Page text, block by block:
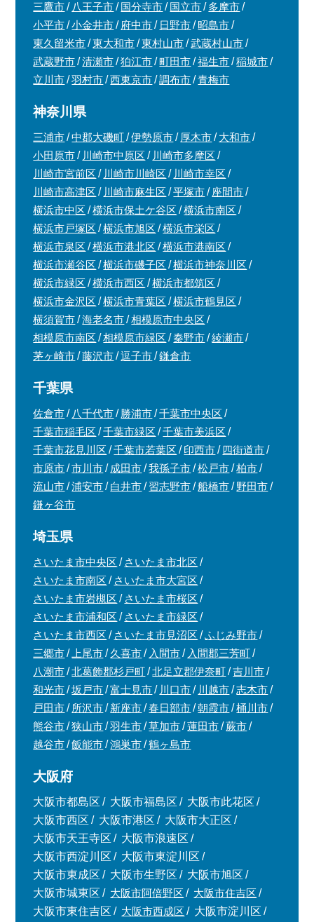
×
無料査定・売却相談
10時～18時/水曜日定休
三鷹市 八王子市 国分寺市 国立市
多摩市
小平市
小金井市 府中市 日野市
昭島市
東久留米市
東大和市 東村山市
武蔵村山市
武蔵野市
清瀬市 狛江市 町田市 福生市
稲城市
立川市
羽村市 西東京市 調布市 青梅市
神奈川県
三浦市 中郡大磯町 伊勢原市 厚木市
大和市
小田原市
川崎市中原区
川崎市多摩区
川崎市宮前区
川崎市川崎区
川崎市幸区
川崎市高津区
川崎市麻生区 平塚市
座間市
横浜市中区
横浜市保土ケ谷区
横浜市南区
横浜市戸塚区
横浜市旭区
横浜市栄区
横浜市泉区
横浜市港北区
横浜市港南区
横浜市瀬谷区
横浜市磯子区
横浜市神奈川区
横浜市緑区
横浜市西区
横浜市都筑区
横浜市金沢区
横浜市青葉区
横浜市鶴見区
横須賀市
海老名市
相模原市中央区
相模原市南区
相模原市緑区 秦野市
綾瀬市
茅ヶ崎市
藤沢市 逗子市 鎌倉市
千葉県
佐倉市 八千代市 勝浦市
千葉市中央区
千葉市稲毛区
千葉市緑区
千葉市美浜区
千葉市花見川区
千葉市若葉区 印西市
四街道市
市原市
市川市 成田市 我孫子市 松戸市
柏市
流山市
浦安市 白井市 習志野市 船橋市
野田市
鎌ヶ谷市
埼玉県
さいたま市中央区
さいたま市北区
さいたま市南区
さいたま市大宮区
さいたま市岩槻区
さいたま市桜区
さいたま市浦和区
さいたま市緑区
さいたま市西区
さいたま市見沼区
ふじみ野市
三郷市
上尾市 久喜市 入間市
入間郡三芳町
八潮市
北葛飾郡杉戸町 北足立郡伊奈町
吉川市
和光市
坂戸市 富士見市 川口市 川越市
志木市
戸田市
所沢市 新座市 春日部市 朝霞市
桶川市
熊谷市
狭山市 羽生市 草加市 蓮田市
蕨市
越谷市
飯能市 鴻巣市 鶴ヶ島市
大阪府
大阪市都島区 大阪市福島区
大阪市此花区
大阪市西区
大阪市港区
大阪市大正区
大阪市天王寺区
大阪市浪速区
大阪市西淀川区
大阪市東淀川区
大阪市東成区
大阪市生野区
大阪市旭区
大阪市城東区
大阪市阿倍野区
大阪市住吉区
大阪市東住吉区
大阪市西成区 大阪市淀川区